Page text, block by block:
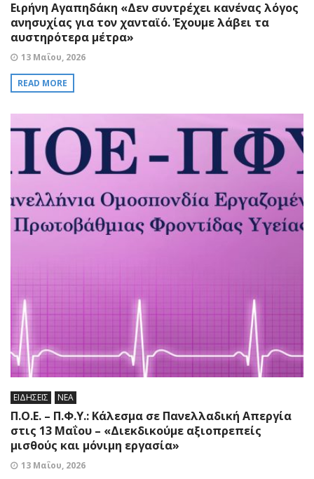
Ειρήνη Αγαπηδάκη «Δεν συντρέχει κανένας λόγος
ανησυχίας για τον χανταϊό. Έχουμε λάβει τα
αυστηρότερα μέτρα»
13 Μαΐου, 2026
READ MORE
ΕΙΔΗΣΕΙΣ ΝΕΑ
Π.Ο.Ε. – Π.Φ.Υ.: Κάλεσμα σε Πανελλαδική Απεργία
στις 13 Μαΐου – «Διεκδικούμε αξιοπρεπείς
μισθούς και μόνιμη εργασία»
13 Μαΐου, 2026